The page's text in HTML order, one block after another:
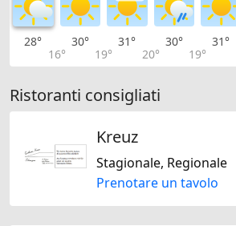
28°
16°
30°
19°
31°
20°
30°
19°
31°
Ristoranti consigliati
Kreuz
Stagionale, Regionale
Prenotare un tavolo